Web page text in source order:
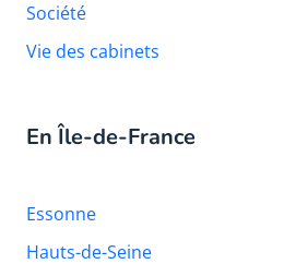
Société
Vie des cabinets
En Île-de-France
Essonne
Hauts-de-Seine